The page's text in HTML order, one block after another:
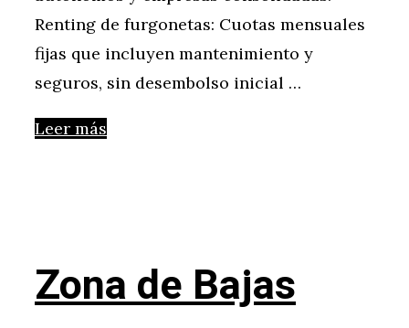
Renting de furgonetas: Cuotas mensuales
fijas que incluyen mantenimiento y
seguros, sin desembolso inicial …
Leer más
Zona de Bajas